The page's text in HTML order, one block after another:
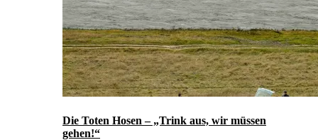
Die Toten Hosen – „Trink aus, wir müssen
gehen!“